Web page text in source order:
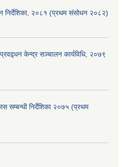
निर्देशिका, २०८१ (प्रथम संसोधन २०८२)
केन्द्र सञ्चालन कार्यविधि, २०७९
सम्बन्धी निर्देशिका २०७५ (प्रथम